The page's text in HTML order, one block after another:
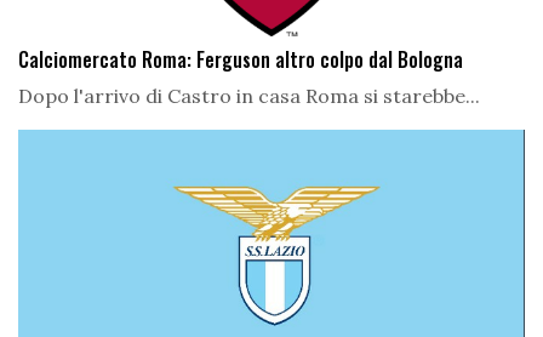
Calciomercato Roma: Ferguson altro colpo dal Bologna
Dopo l'arrivo di Castro in casa Roma si starebbe...